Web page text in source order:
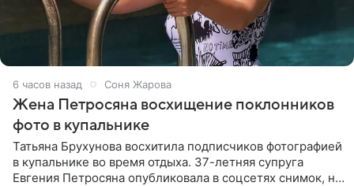
6 часов назад Соня Жарова
Жена Петросяна восхищение поклонников
фото в купальнике
Татьяна Брухунова восхитила подписчиков фотографией
в купальнике во время отдыха. 37-летняя супруга
Евгения Петросяна опубликовала в соцсетях снимок, на